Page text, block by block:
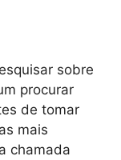
sobre
procurar
de tomar
mais
chamada